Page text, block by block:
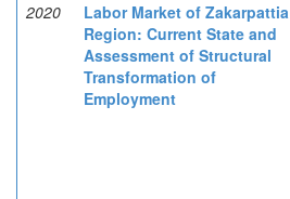
2020
Labor Market of Zakarpattia
Region: Current State and
Assessment of Structural
Transformation of
Employment